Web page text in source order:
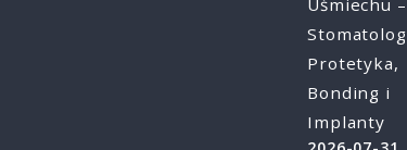
Protetyka,
Bonding i
Implanty